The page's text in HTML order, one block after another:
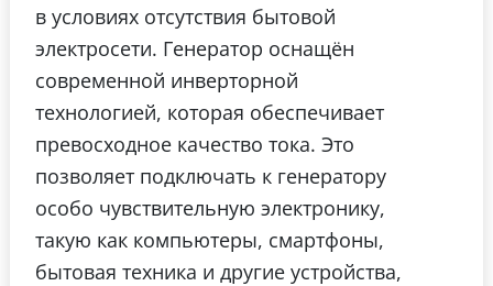
в условиях отсутствия бытовой
электросети. Генератор оснащён
современной инверторной
технологией, которая обеспечивает
превосходное качество тока. Это
позволяет подключать к генератору
особо чувствительную электронику,
такую как компьютеры, смартфоны,
бытовая техника и другие устройства,